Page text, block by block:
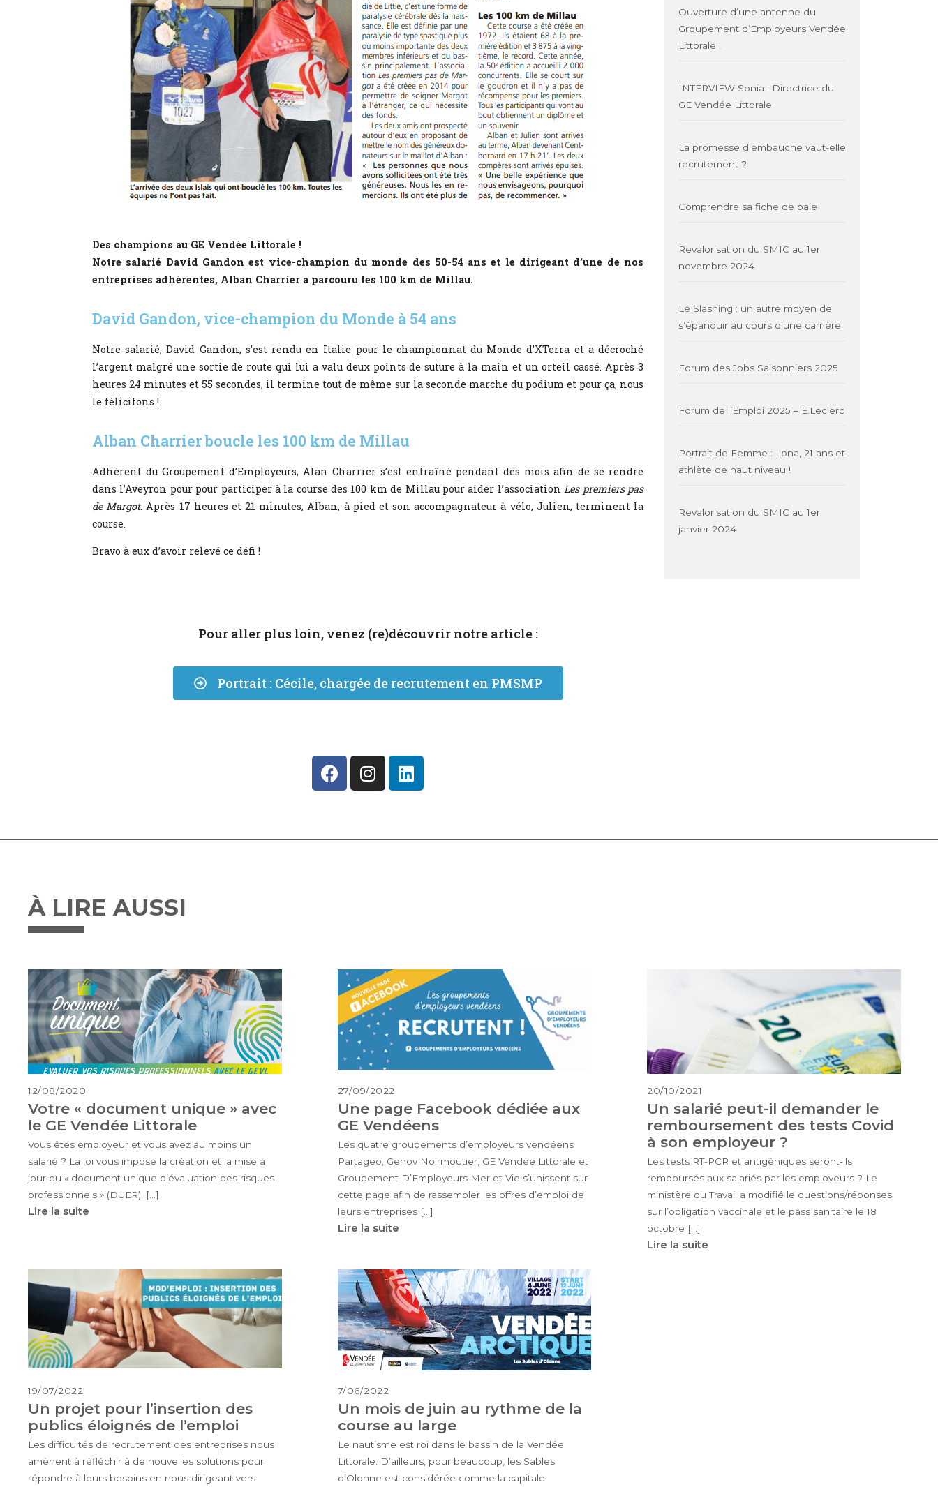
Des champions au GE Vendée Littorale !
Notre salarié David Gandon est vice-champion du monde des 50-54 ans et le dirigeant d’une de nos
entreprises adhérentes, Alban Charrier a parcouru les 100 km de Millau.
David Gandon, vice-champion du Monde à 54 ans
Notre salarié, David Gandon, s’est rendu en Italie pour le championnat du Monde d’XTerra et a décroché
l’argent malgré une sortie de route qui lui a valu deux points de suture à la main et un orteil cassé. Après 3
heures 24 minutes et 55 secondes, il termine tout de même sur la seconde marche du podium et pour ça, nous
le félicitons !
Alban Charrier boucle les 100 km de Millau
Adhérent du Groupement d’Employeurs, Alan Charrier s’est entraîné pendant des mois afin de se rendre
dans l’Aveyron pour pour participer à la course des 100 km de Millau pour aider l’associationLes premiers pas
de Margot. Après 17 heures et 21 minutes, Alban, à pied et son accompagnateur à vélo, Julien, terminent la
course.
Bravo à eux d’avoir relevé ce défi !
Pour aller plus loin, venez (re)découvrir notre article :
Portrait : Cécile, chargée de recrutement en PMSMP
Ouverture d’une antenne du
Groupement d’Employeurs Vendée
Littorale !
INTERVIEW Sonia : Directrice du
GE Vendée Littorale
La promesse d’embauche vaut-elle
recrutement ?
Comprendre sa fiche de paie
Revalorisation du SMIC au 1er
novembre 2024
Le Slashing : un autre moyen de
s’épanouir au cours d’une carrière
Forum des Jobs Saisonniers 2025
Forum de l’Emploi 2025 – E.Leclerc
Portrait de Femme : Lona, 21 ans et
athlète de haut niveau !
Revalorisation du SMIC au 1er
janvier 2024
À LIRE AUSSI
12/08/2020
Votre « document unique » avec
le GE Vendée Littorale
Vous êtes employeur et vous avez au moins un
salarié ? La loi vous impose la création et la mise à
jour du « document unique d’évaluation des risques
professionnels » (DUER). […]
Lire la suite
27/09/2022
Une page Facebook dédiée aux
GE Vendéens
Les quatre groupements d’employeurs vendéens
Partageo, Genov Noirmoutier, GE Vendée Littorale et
Groupement D’Employeurs Mer et Vie s’unissent sur
cette page afin de rassembler les offres d’emploi de
leurs entreprises […]
Lire la suite
20/10/2021
Un salarié peut-il demander le
remboursement des tests Covid
à son employeur ?
Les tests RT-PCR et antigéniques seront-ils
remboursés aux salariés par les employeurs ? Le
ministère du Travail a modifié le questions/réponses
sur l’obligation vaccinale et le pass sanitaire le 18
octobre […]
Lire la suite
19/07/2022
Un projet pour l’insertion des
publics éloignés de l’emploi
Les difficultés de recrutement des entreprises nous
amènent à réfléchir à de nouvelles solutions pour
répondre à leurs besoins en nous dirigeant vers
7/06/2022
Un mois de juin au rythme de la
course au large
Le nautisme est roi dans le bassin de la Vendée
Littorale. D’ailleurs, pour beaucoup, les Sables
d’Olonne est considérée comme la capitale